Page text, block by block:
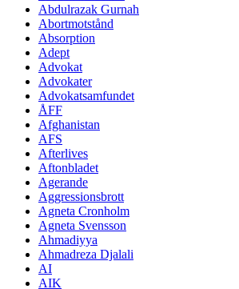
Abdulrazak Gurnah
Abortmotstånd
Absorption
Adept
Advokat
Advokater
Advokatsamfundet
ÅFF
Afghanistan
AFS
Afterlives
Aftonbladet
Agerande
Aggressionsbrott
Agneta Cronholm
Agneta Svensson
Ahmadiyya
Ahmadreza Djalali
AI
AIK